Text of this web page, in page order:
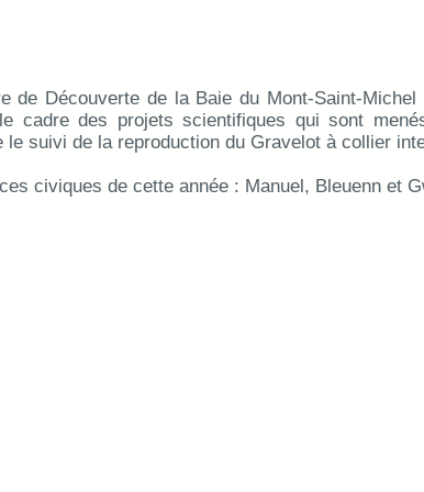
de Découverte de la Baie du Mont-Saint-
cadre des projets scientifiques qui sont
le suivi de la reproduction du Gravelot à collier
civiques de cette année : Manuel, Bleuenn et